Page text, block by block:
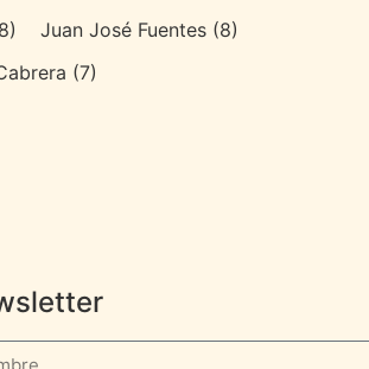
Juan José Fuentes (8)
(7)